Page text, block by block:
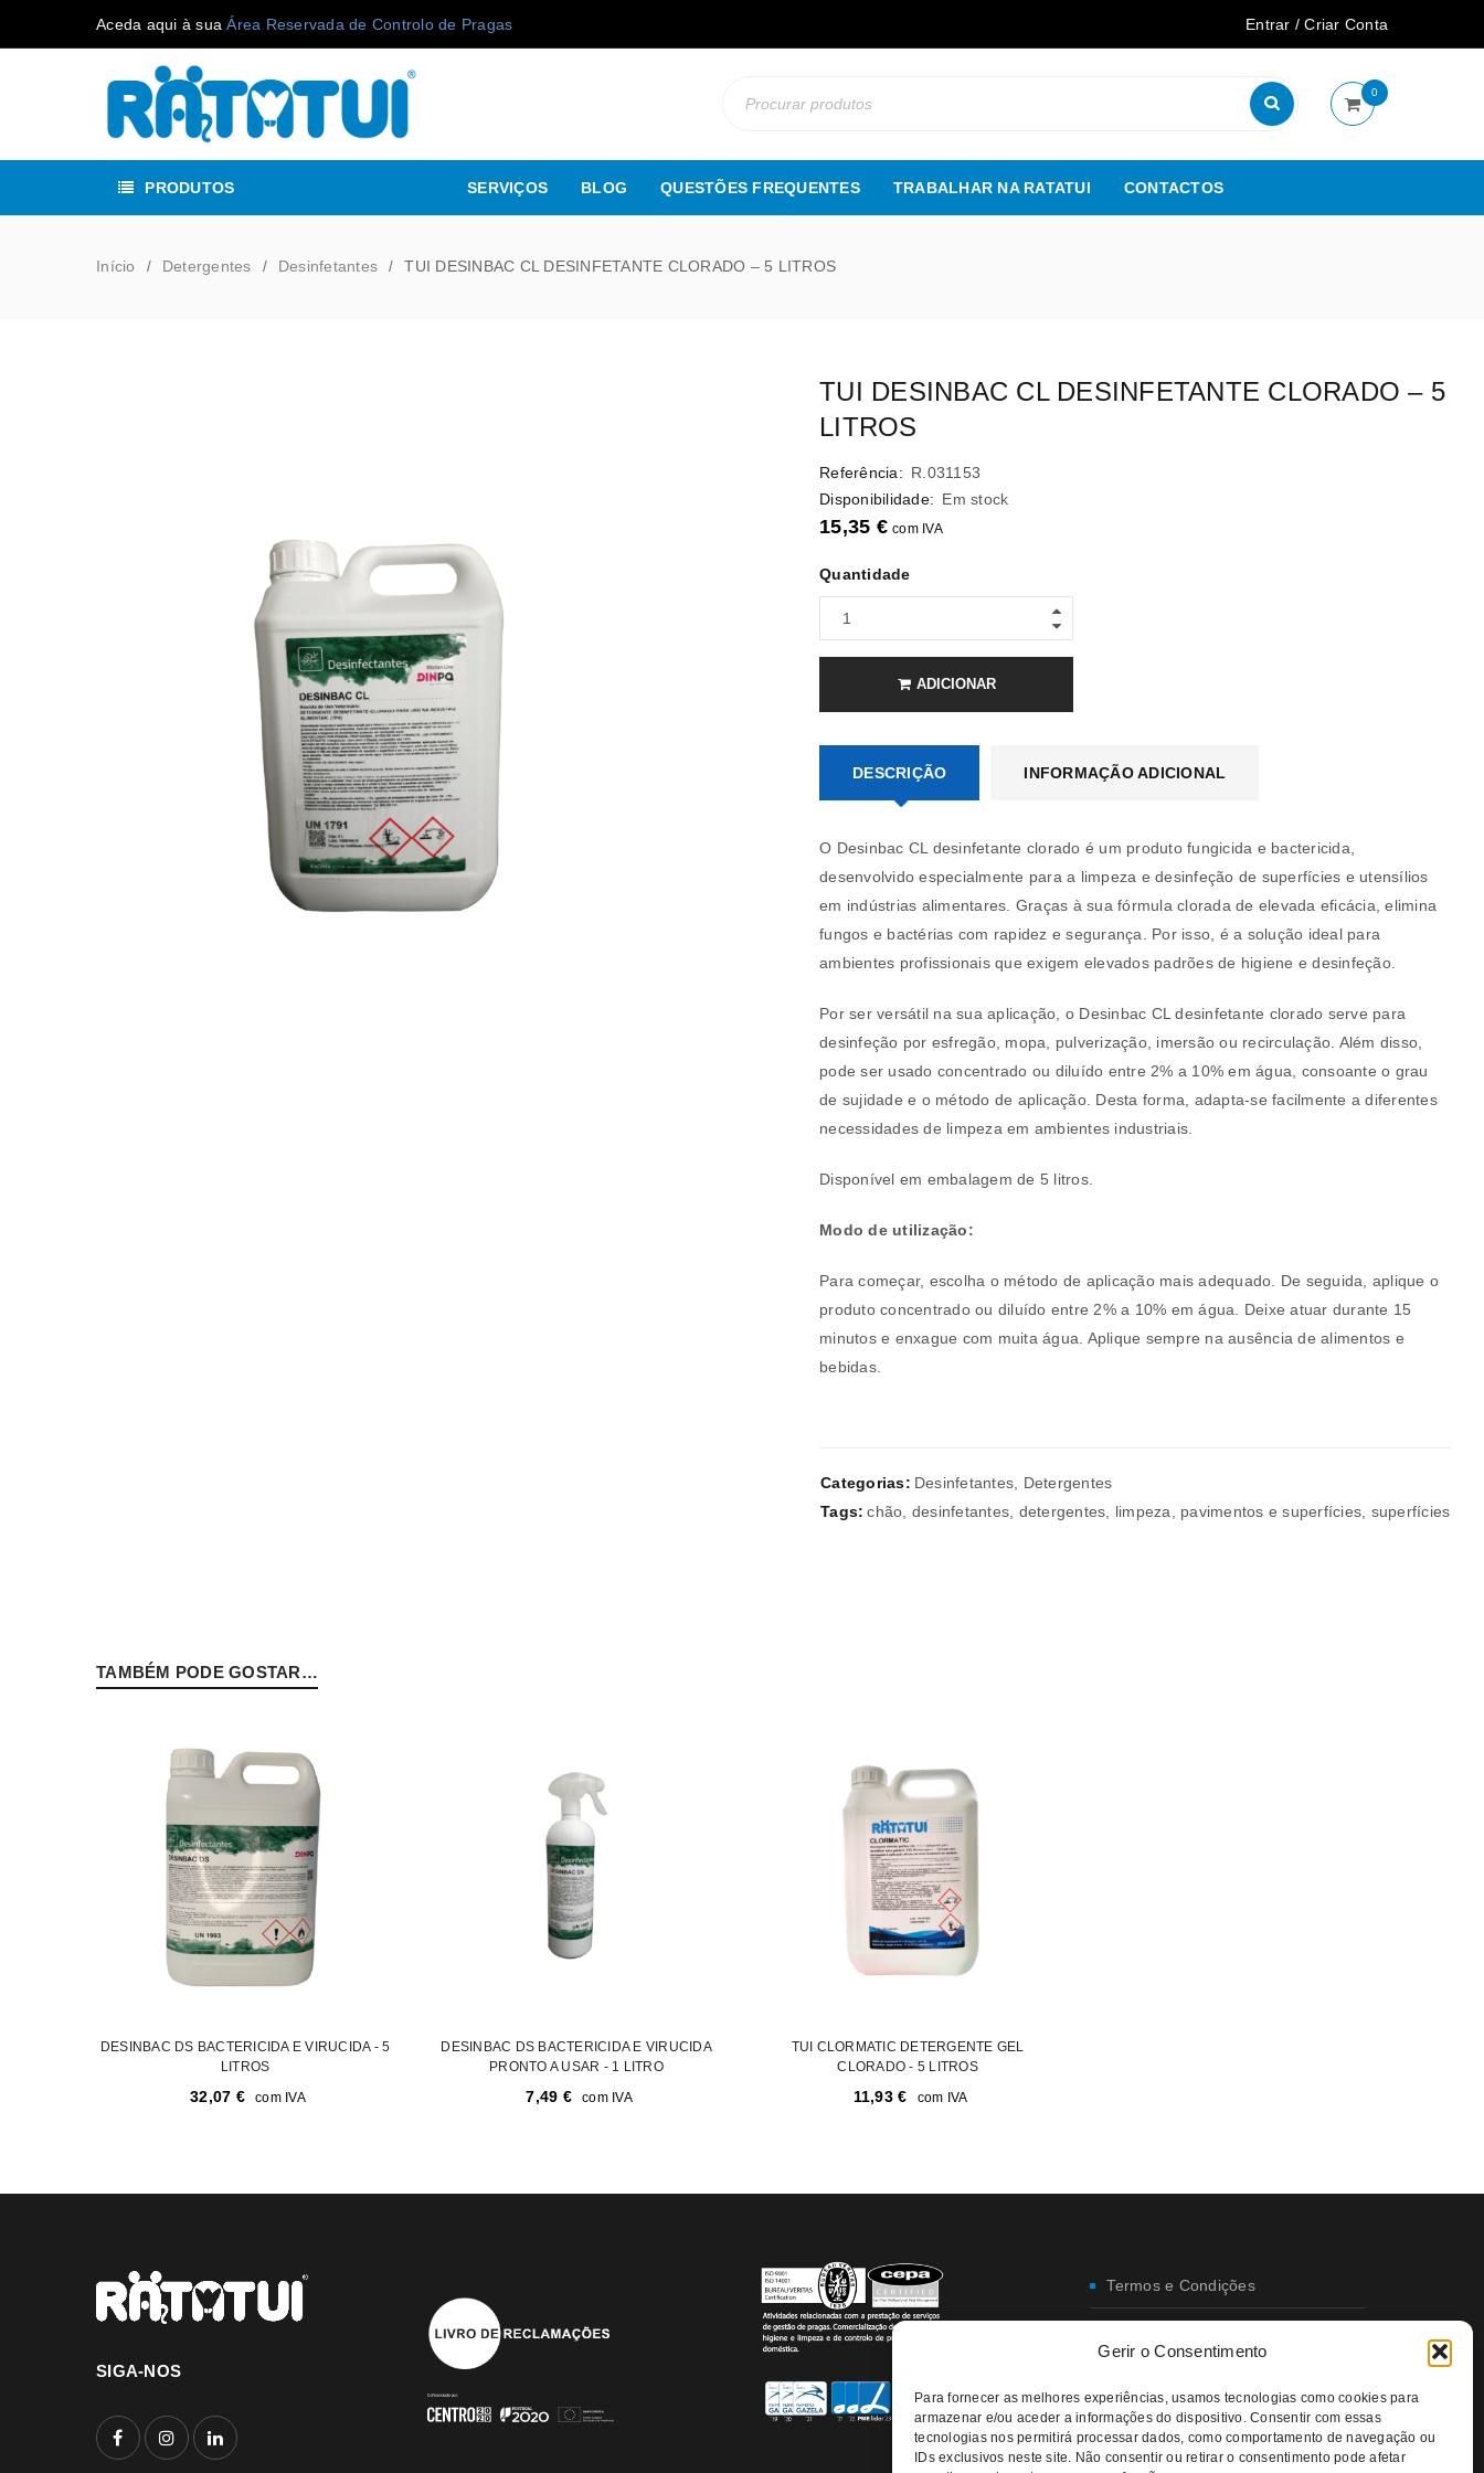
Gerir o Consentimento
Para fornecer as melhores experiências, usamos tecnologias como cookies para
armazenar e/ou aceder a informações do dispositivo. Consentir com essas
tecnologias nos permitirá processar dados, como comportamento de navegação ou
IDs exclusivos neste site. Não consentir ou retirar o consentimento pode afetar
REGISTAR NOVA CONTA
Endereço de email
A ligação para definir uma nova senha será enviada para o seu
endereço de email.
Aceda aqui à suaÁrea Reservada de Controlo de Pragas Entrar /Criar Conta
0
PRODUTOS SERVIÇOS BLOG QUESTÕES FREQUENTES TRABALHAR NA RATATUI CONTACTOS
Início / Detergentes / Desinfetantes / TUI DESINBAC CL DESINFETANTE CLORADO – 5 LITROS
TUI DESINBAC CL DESINFETANTE CLORADO – 5
LITROS
Referência: R.031153
Disponibilidade: Em stock
15,35 € com IVA
Quantidade
ADICIONAR
DESCRIÇÃO INFORMAÇÃO ADICIONAL
O Desinbac CL desinfetante clorado é um produto fungicida e bactericida,
desenvolvido especialmente para a limpeza e desinfeção de superfícies e utensílios
em indústrias alimentares. Graças à sua fórmula clorada de elevada eficácia, elimina
fungos e bactérias com rapidez e segurança. Por isso, é a solução ideal para
ambientes profissionais que exigem elevados padrões de higiene e desinfeção.
Por ser versátil na sua aplicação, o Desinbac CL desinfetante clorado serve para
desinfeção por esfregão, mopa, pulverização, imersão ou recirculação. Além disso,
pode ser usado concentrado ou diluído entre 2% a 10% em água, consoante o grau
de sujidade e o método de aplicação. Desta forma, adapta-se facilmente a diferentes
necessidades de limpeza em ambientes industriais.
Disponível em embalagem de 5 litros.
Modo de utilização:
Para começar, escolha o método de aplicação mais adequado. De seguida, aplique o
produto concentrado ou diluído entre 2% a 10% em água. Deixe atuar durante 15
minutos e enxague com muita água. Aplique sempre na ausência de alimentos e
bebidas.
Categorias: Desinfetantes
Detergentes
Tags: chão desinfetantes detergentes limpeza pavimentos e superfícies superfícies
TAMBÉM PODE GOSTAR…
DESINBAC DS BACTERICIDA E VIRUCIDA - 5
LITROS
32,07 € com IVA
DESINBAC DS BACTERICIDA E VIRUCIDA
PRONTO A USAR - 1 LITRO
7,49 € com IVA
TUI CLORMATIC DETERGENTE GEL
CLORADO - 5 LITROS
11,93€ com IVA
SIGA-NOS
Termos e Condições
Política de Privacidade
Política da Qualidade e Ambiente